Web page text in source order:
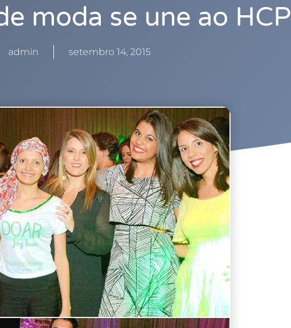
moda se une ao HCP
admin setembro 14, 2015